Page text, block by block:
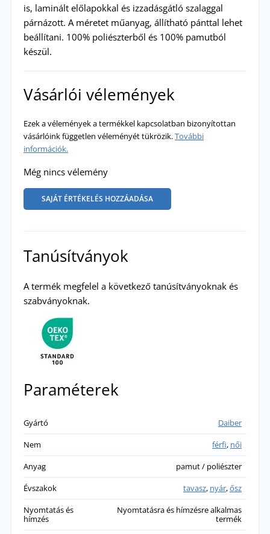
is, laminált előlapokkal és izzadásgátló szalaggal
párnázott. A méretet műanyag, állítható pánttal lehet
beállítani. 100% poliészterből és 100% pamutból
készül.
Vásárlói vélemények
Ezek a vélemények a termékkel kapcsolatban bizonyítottan
vásárlóink független véleményét tükrözik.További
információk.
Még nincs vélemény
SAJÁT ÉRTÉKELÉS HOZZÁADÁSA
Tanúsítványok
A termék megfelel a következő tanúsítványoknak és
szabványoknak.
Paraméterek
Gyártó
Daiber
Nem
férfi, női
Anyag
pamut / poliészter
Évszakok
tavasz, nyár,ősz
Nyomtatás és
hímzés
Nyomtatásra és hímzésre alkalmas
termék